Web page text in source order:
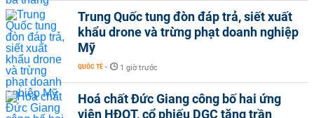
Trung Quốc tung đòn đáp trả, siết xuất
khẩu drone và trừng phạt doanh nghiệp
Mỹ
QUỐC TẾ - 1 giờ trước
Hoá chất Đức Giang công bố hai ứng
viên HĐQT, cổ phiếu DGC tăng trần